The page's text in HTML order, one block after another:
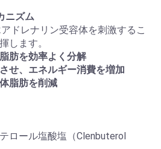
ニズム
ドレナリン受容体を刺激するこ
します。
肪を効率よく分解
せ、エネルギー消費を増加
脂肪を削減
ロール塩酸塩（Clenbuterol